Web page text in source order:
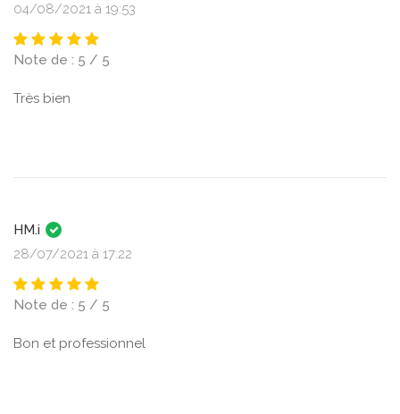
04/08/2021 à 19:53
Note de : 5 / 5
Très bien
HM.i
28/07/2021 à 17:22
Note de : 5 / 5
Bon et professionnel